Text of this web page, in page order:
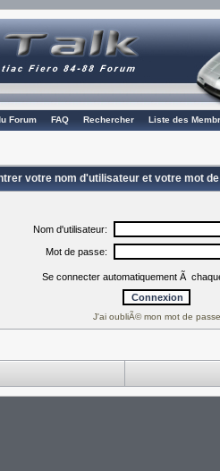
Forum FAQ Rechercher Liste des
votre nom d'utilisateur et votre mot
Nom d'utilisateur:
Mot de passe:
Se connecter automatiquement Ã
J'ai oubliÃ© mon mot de passe